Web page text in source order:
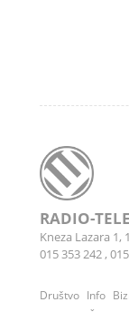
RADIO-
Kneza Lazara 1,
015 353 242,
Društvo Info